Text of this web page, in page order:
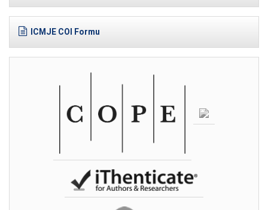
ICMJE COI Formu